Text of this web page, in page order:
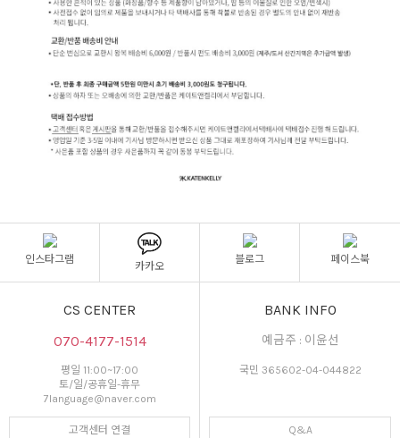
인스타그램
카카오
블로그 페이스북
CS CENTER
070-4177-1514
평일 11:00~17:00
토/일/공휴일-휴무
7language@naver.com
고객센터 연결
BANK INFO
예금주 : 이윤선
국민 365602-04-044822
Q&A